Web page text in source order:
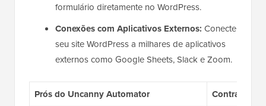
formulário diretamente no WordPress.
Conexões com Aplicativos Externos: Conecte
seu site WordPress a milhares de aplicativos
externos como Google Sheets, Slack e Zoom.
Prós do Uncanny Automator Contras do